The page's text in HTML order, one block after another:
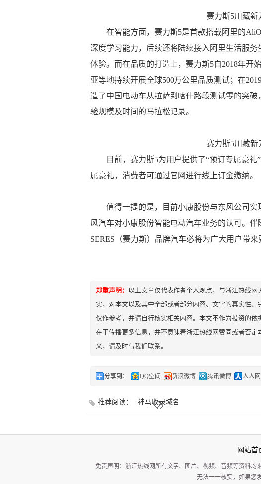
赛力斯5川藏新
在智能方面，赛力斯5是首款搭载阿里的
深度学习能力，后续还将陆续接入阿里生活服
体验。而在品质的打造上，赛力斯5自2018年开
亚等地持续开展全球500万公里品质测试；在
造了中国电动车从拉萨到喀什路段测试零的突
验规模及时间的马拉松记录。
赛力斯5川藏新
目前，赛力斯5为用户提供了“预订专属豪
属豪礼，消费者可通过官网进行线上订金缴纳。
值得一提的是，目前小康股份与东风公司
风汽车对小康股份智能电动汽车业务的认可。伴
SERES（赛力斯）品牌汽车必将为广大用户带来
郑重声明： 以上文章仅代表作者个人观点，与浙江热线
实，对本文以及其中全部或者部分内容、文字的真实性
仅作参考，并请自行核实相关内容。本文不作为投资的
在于传播更多信息，并不意味着浙江热线网赞同或者否
义，请及时与我们联系。
分享到： QQ空间 新浪微博 腾讯微博 人人网
推荐阅读： 神马收录域名
网站首
免责声明：浙江热线网所有文字、图片、视频、音频等资料
无法一一核实，如果您